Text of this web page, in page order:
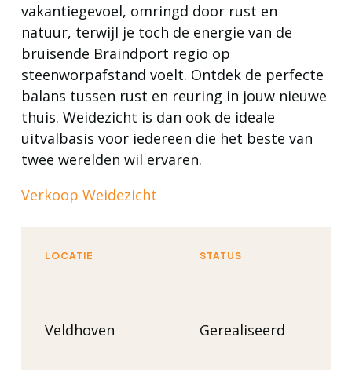
vakantiegevoel, omringd door rust en
natuur, terwijl je toch de energie van de
bruisende Braindport regio op
steenworpafstand voelt. Ontdek de perfecte
balans tussen rust en reuring in jouw nieuwe
thuis. Weidezicht is dan ook de ideale
uitvalbasis voor iedereen die het beste van
twee werelden wil ervaren.
Verkoop Weidezicht
LOCATIE
Veldhoven
STATUS
Gerealiseerd